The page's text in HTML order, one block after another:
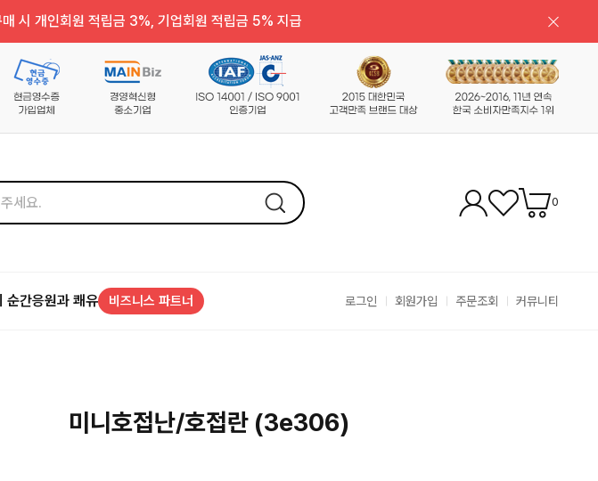
시 개인회원 적립금 3%, 기업회원 적립금 5% 지급
0
순간응원과 쾌유 비즈니스 파트너 로그인 회원가입 주문조회 커뮤니티
미니호접난/호접란 (3e306)